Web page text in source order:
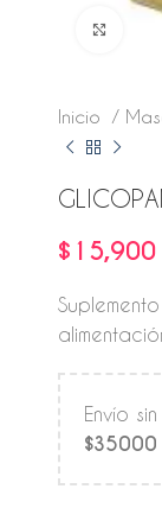
Inicio
$ 15,900
Envío
$35000